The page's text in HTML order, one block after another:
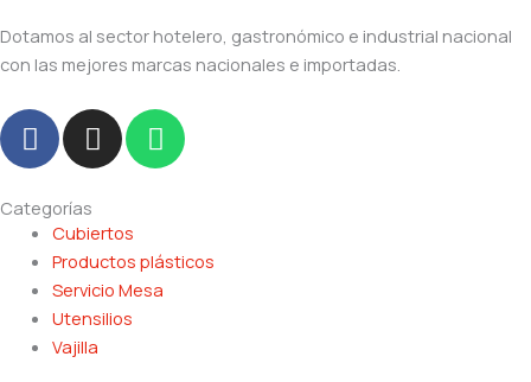
Dotamos al sector hotelero, gastronómico e industrial nacional
con las mejores marcas nacionales e importadas.
F
a
c
e
b
o
o
k
I
n
s
t
a
g
r
a
m
W
h
a
a
p
Categorías
Cubiertos
Productos plásticos
Servicio Mesa
Utensilios
Vajilla